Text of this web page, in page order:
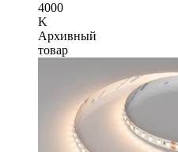
4000
K
Архивный
товар